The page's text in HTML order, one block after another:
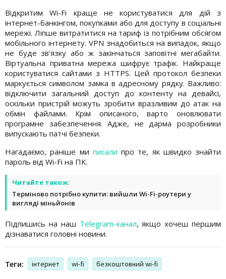
Відкритим Wi-Fi краще не користуватися для дій з
інтернет-банкінгом, покупками або для доступу в соціальні
мережі. Ліпше витратитися на тариф із потрібним обсягом
мобільного інтернету. VPN знадобиться на випадок, якщо
не буде зв'язку або ж закінчаться заповітні мегабайти.
Віртуальна приватна мережа шифрує трафік. Найкраще
користуватися сайтами з HTTPS. Цей протокол безпеки
маркується символом замка в адресному рядку. Важливо:
відключити загальний доступ до контенту на девайсі,
оскільки пристрій можуть зробити вразливим до атак на
обмін файлами. Крім описаного, варто оновлювати
програмне забезпечення. Адже, не дарма розробники
випускають патчі безпеки.
Нагадаємо, раніше ми писали про те, як швидко знайти
пароль від Wi-Fi на ПК.
Читайте також:
Терміново потрібно купити: вийшли Wi-Fi-роутери у
вигляді міньйонів
Підпишись на наш Telegram-канал, якщо хочеш першим
дізнаватися головні новини.
Теги: інтернет wi-fi безкоштовний wi-fi